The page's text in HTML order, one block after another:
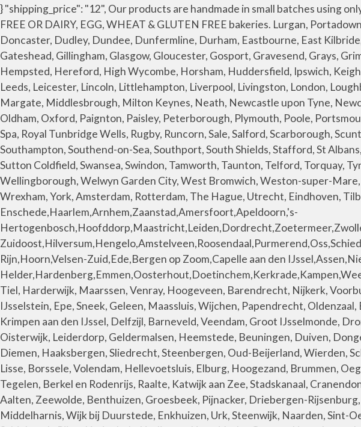
} "shipping_price": "12", Our products are handmade in small batches using only the finest 100% plant based ingredients in either our DAIRY, EGG, SESAME, PEANUT & NUT FREE OR DAIRY, EGG, WHEAT & GLUTEN FREE bakeries. Lurgan, Portadown), Crawley, Crewe, Crosby, Cumbernauld, Darlington, Derby, Derry (Londonderry), Dewsbury, Doncaster, Dudley, Dundee, Dunfermline, Durham, Eastbourne, East Kilbride, Eastleigh, Edinburgh, Ellesmere Port, Esher, Ewell, Exeter, Farnborough, Filton, Folkestone, Gateshead, Gillingham, Glasgow, Gloucester, Gosport, Gravesend, Grays, Grimsby, Guildford, Halesowen, Halifax, Hamilton, Harlow, Harrogate, Hartlepool, Hastings, Hemel Hempsted, Hereford, High Wycombe, Horsham, Huddersfield, Ipswich, Keighley, Kettering, Kidderminster, Kingston upon Hull (Hull), Kingswinford, Kirkcaldy, Lancaster, Leeds, Leicester, Lincoln, Littlehampton, Liverpool, Livingston, London, Loughborough, Lowestoft, Luton, Macclesfield, Maidenhead, Maidstone, Manchester, Mansfield, Margate, Middlesbrough, Milton Keynes, Neath, Newcastle upon Tyne, Newcastle-under-Lyme, Newport, Newtownabbey, Northampton, Norwich Nottingham, Nuneaton, Oldham, Oxford, Paignton, Paisley, Peterborough, Plymouth, Poole, Portsmouth, Preston, Rayleigh, Reading, Redditch, Rochdale, Rochester, Rotherham, Royal Leamington Spa, Royal Tunbridge Wells, Rugby, Runcorn, Sale, Salford, Scarborough, Scunthorpe, Sheffield, Shoreham-by-Sea, Shrewsbury, Sittingbourne, Slough, Smethwick, Solihull, Southampton, Southend-on-Sea, Southport, South Shields, Stafford, St Albans, Stevenage, St Helens, Stockport, Stockton-on-Tees, Stoke-on-Trent, Stourbridge, Sunderland, Sutton Coldfield, Swansea, Swindon, Tamworth, Taunton, Telford, Torquay, Tynemouth, Wakefield, Wallasey, Walsall, Walton-on-Thames, Warrington, Washington, Watford, Wellingborough, Welwyn Garden City, West Bromwich, Weston-super-Mare, Weymouth, Widnes, Wigan, Willenhall, Woking, Wolverhampton, Worcester, Worthing, Wrexham, York, Amsterdam, Rotterdam, The Hague, Utrecht, Eindhoven, Tilburg, Groningen, Almere Stad, Breda, Nijmegen, Enschede,Haarlem,Arnhem,Zaanstad,Amersfoort,Apeldoorn,'s-Hertogenbosch,Hoofddorp,Maastricht,Leiden,Dordrecht,Zoetermeer,Zwolle,Deventer,Delft,Alkmaar,Heerlen,Venlo,Leeuwarden,Amsterdam-Zuidoost,Hilversum,Hengelo,Amstelveen,Roosendaal,Purmerend,Oss,Schiedam,Spijkenisse,Helmond,Vlaardingen,Almelo,Gouda,Zaandam,Lelystad,Alphen aan den Rijn,Hoorn,Velsen-Zuid,Ede,Bergen op Zoom,Capelle aan den IJssel,Assen,Nieuwegein,Veenendaal,Zeist,Den Helder,Hardenberg,Emmen,Oosterhout,Doetinchem,Kerkrade,Kampen,Weert,Woerden,Sittard,Heerhugowaard,Rijswijk,Middelburg,Emmeloord,Zwijndrecht,Waalwijk,Huizen,Vlissingen,Ridderkerk,Soest,Roermond,Drachten,Heerenveen,Medemblik, Tiel, Harderwijk, Maarssen, Venray, Hoogeveen, Barendrecht, Nijkerk, Voorburg, Beverwijk, Goes, Zutphen, Heemskerk, Wageningen, Castricum, Gorinchem, Uden, IJsselstein, Epe, Sneek, Geleen, Maassluis, Wijchen, Papendrecht, Oldenzaal, Bussum, Valkenswaard, Meppel, Ypenburg, Winterswijk, Boxtel, Brunssum, Leusden, Best, Krimpen aan den IJssel, Delfzijl, Barneveld, Veendam, Groot IJsselmonde, Dronten, Terneuzen, Geldrop, Uithoorn,Culemborg, Dalfsen, Zaltbommel, Werkendam, Zevenaar, Oisterwijk, Leiderdorp, Geldermalsen, Heemstede, Beuningen, Duiven, Dongen, Wassenaar, Veghel, Waddinxveen, Ommoord, Vught, Hoensbroek, Baarn, Noordwijk-Binnen, Diemen, Haaksbergen, Sliedrecht, Steenbergen, Oud-Beijerland, Wierden, Schijndel, Nuenen, Putten, Loon op Zand, Scheveningen, Aalsmeer, Goirle, Voorschoten, Losser, Lisse, Borssele, Volendam, Hellevoetsluis, Elburg, Hoogezand, Brummen, Oegstgeest, Hendrik-Ido-Ambacht, Geertruidenberg, Leerdam, Borne, Heiloo, Elst, Tubbergen, Tegelen, Berkel en Rodenrijs, Raalte, Katwijk aan Zee, Stadskanaal, Cranendonck, Vianen, Tongelre, Leek, Lichtenvoorde, Nunspeet, Wisch, Bodegraven, 's-Gravenzande, Aalten, Zeewolde, Benthuizen, Groesbeek, Pijnacker, Driebergen-Rijsenburg, Winschoten, Hillegom, Alblasserdam, Rhoon, Eersel, Bergeyk, Weesp, Naaldwijk, Velp, Middelharnis, Wijk bij Duurstede, Enkhuizen, Urk, Steenwijk, Naarden, Sint-Oedenrode, Zandvoort, Korrewegwijk, Gennep, Bergschenhoek, Merenwijk, Eibergen, Schiebroek, Rijen, Lindenholt, Harlingen, Hoge Vucht, Gemert, Harenkarspel, Staphorst, Sassenheim, Mijdrecht,